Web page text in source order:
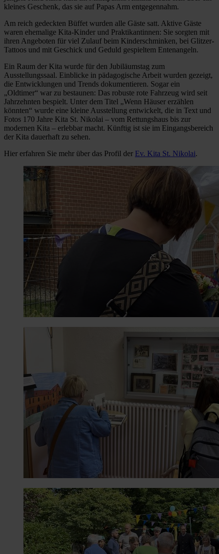
kleines Geschenk, das sie auf Papas Arm entgegennahm.
Am reich gedeckten Büffet wurden alle Gäste satt. Aktive Gäste
waren ehemalige Kita-Kinder und Praktikantinnen: Sie sorgten mit
ihren Angeboten für viel Zulauf beim Kinderschminken, bei Glitzer-
Tattoos und mit Geschick und Geduld gespieltem Entenangeln.
Ein Raum der Kita wurde für den Jubiläumstag zum
Ausstellungssaal. Einblicke in pädagogische Arbeit wurden gezeigt,
die Entwicklungen und Trends dokumentieren. Sogar ein
„Oldtimer“ war zu bestaunen: Das robuste rote Fahrzeug wird seit
Jahrzehnten bespielt. Unter dem Titel „Wenn Häuser erzählen
könnten“ wurde eine kleine Ausstellung entwickelt, die in Text und
Fotos 170 Jahre Kita St. Nikolai – vom Rettungshaus bis zur
modernen Kita – erlebbar macht. Künftig ist sie im Eingangsbereich
der Kita dauerhaft zu sehen.
Hier erfahren Sie mehr über das Profil der Ev. Kita St. Nikolai.